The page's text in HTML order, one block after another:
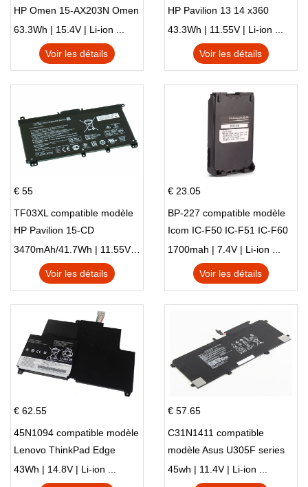
HP Omen 15-AX203N Omen
15 Series Pavilion 15 Series
63.3Wh | 15.4V | Li-ion ...
Voir les détails
HP Pavilion 13 14 x360
L83388-AC1 L83388-421
HSTNN-LB8S M01118-421
M01144-005 13-BB 14-DV
43.3Wh | 11.55V | Li-ion ...
Voir les détails
€ 55
TF03XL compatible modèle
HP Pavilion 15-CD
3470mAh/41.7Wh | 11.55V | Li-ion ...
Voir les détails
€ 23.05
BP-227 compatible modèle
Icom IC-F50 IC-F51 IC-F60
IC-F61 IC-M87
1700mah | 7.4V | Li-ion ...
Voir les détails
€ 62.55
45N1094 compatible modèle
Lenovo ThinkPad Edge
S230u Twist
43Wh | 14.8V | Li-ion ...
€ 57.65
C31N1411 compatible
modèle Asus U305F series
45wh | 11.4V | Li-ion ...